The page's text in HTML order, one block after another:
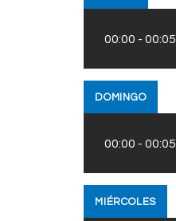
00:00 - 00:05
DOMINGO
00:00 - 00:05
MIÉRCOLES